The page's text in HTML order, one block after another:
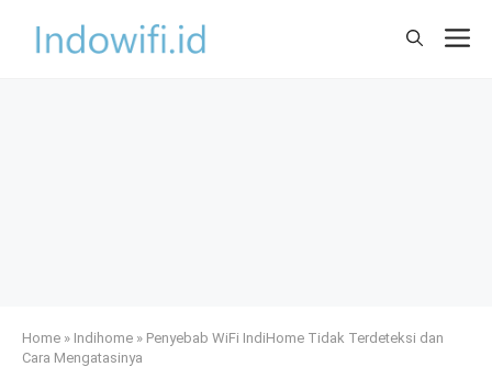
Home » Indihome » Penyebab WiFi IndiHome Tidak Terdeteksi dan
Cara Mengatasinya